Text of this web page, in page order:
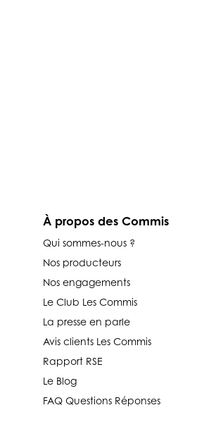
À propos des Commis
Qui sommes-nous ?
Nos producteurs
Nos engagements
Le Club Les Commis
La presse en parle
Avis clients Les Commis
Rapport RSE
Le Blog
FAQ Questions Réponses